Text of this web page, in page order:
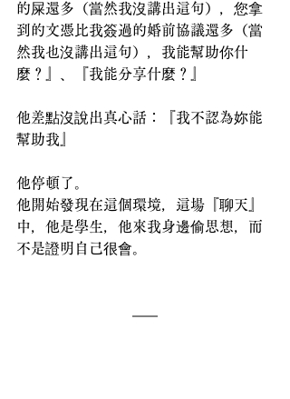
的屎還多（當然我沒講出這句），您拿
到的文憑比我簽過的婚前協議還多（當
然我也沒講出這句），我能幫助你什
麼？』、『我能分享什麼？』
他差點沒說出真心話：『我不認為妳能
幫助我』
他停頓了。
他開始發現在這個環境，這場『聊天』
中，他是學生，他來我身邊偷思想，而
不是證明自己很會。